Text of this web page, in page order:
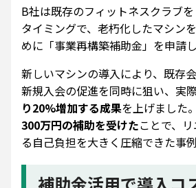
B社は既存のフィットネスクラブ
タイミングで、老朽化したマシン
めに「事業再構築補助金」を申請し
新しいマシンの導入により、既存
新規入会の促進を同時に狙い、実
り20%増加する成果を上げました。
300万円の補助を受けたことで、
る自己負担を大きく圧縮できた事例